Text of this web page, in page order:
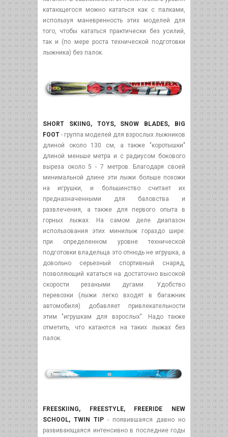
катающегося можно кататься как с палками,
используя маневренность этих моделей для
того, чтобы кататься практически без усилий,
так и (по мере роста технической подготовки
лыжника) без палок.
SHORT SKIING, TOYS, SNOW BLADES, BIG
FOOT - группа моделей для взрослых лыжников
длиной около 130 см, а также "коротышки"
длиной меньше метра и с радиусом бокового
выреза около 5 - 7 метров. Благодаря своей
минимальной длине эти лыжи больше похожи
на игрушки, и большинство считает их
предназначенными для баловства и
развлечения, а также для первого опыта в
горных лыжах. На самом деле диапазон
использования этих минилыж гораздо шире:
при определенном уровне технической
подготовки владельца это отнюдь не игрушка, а
довольно серьезный спортивный снаряд,
позволяющий кататься на достаточно высокой
скорости резаными дугами. Удобство
перевозки (лыжи легко входят в багажник
автомобиля) добавляет привлекательности
этим "игрушкам для взрослых". Надо также
отметить, что катаются на таких лыжах без
палок.
FREESKIING, FREESTYLE, FREERIDE NEW
SCHOOL, TWIN TIP - появившаяся давно но
развивающаяся интенсивно в последние годы